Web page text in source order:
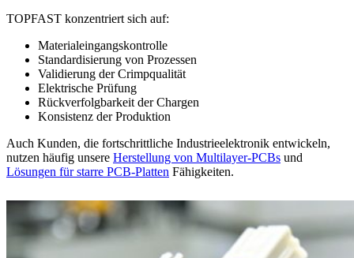
TOPFAST konzentriert sich auf:
Materialeingangskontrolle
Standardisierung von Prozessen
Validierung der Crimpqualität
Elektrische Prüfung
Rückverfolgbarkeit der Chargen
Konsistenz der Produktion
Auch Kunden, die fortschrittliche Industrieelektronik entwickeln,
nutzen häufig unsere Herstellung von Multilayer-PCBs und
Lösungen für starre PCB-Platten Fähigkeiten.